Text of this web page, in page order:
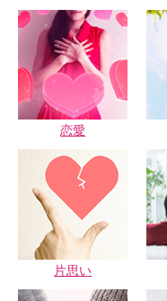
恋愛
片思い